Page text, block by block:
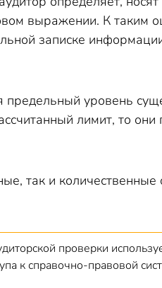
выражении. К таким
записке
уровень
лимит, то они
так и
проверки
к справочно-правовой